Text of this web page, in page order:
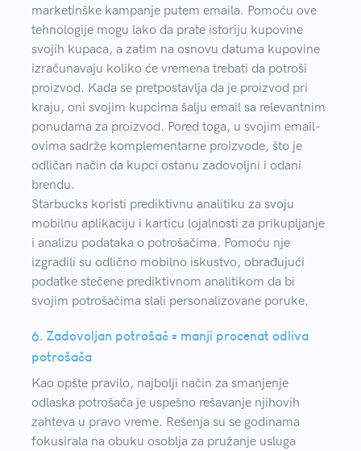
marketinške kampanje putem emaila. Pomoću ove
tehnologije mogu lako da prate istoriju kupovine
svojih kupaca, a zatim na osnovu datuma kupovine
izračunavaju koliko će vremena trebati da potroši
proizvod. Kada se pretpostavlja da je proizvod pri
kraju, oni svojim kupcima šalju email sa relevantnim
ponudama za proizvod. Pored toga, u svojim email-
ovima sadrže komplementarne proizvode, što je
odličan način da kupci ostanu zadovoljni i odani
brendu.
Starbucks koristi prediktivnu analitiku za svoju
mobilnu aplikaciju i karticu lojalnosti za prikupljanje
i analizu podataka o potrošačima. Pomoću nje
izgradili su odlično mobilno iskustvo, obrađujući
podatke stečene prediktivnom analitikom da bi
svojim potrošačima slali personalizovane poruke.
6. Zadovoljan potrošač = manji procenat odliva
potrošača
Kao opšte pravilo, najbolji način za smanjenje
odlaska potrošača je uspešno rešavanje njihovih
zahteva u pravo vreme. Rešenja su se godinama
fokusirala na obuku osoblja za pružanje usluga